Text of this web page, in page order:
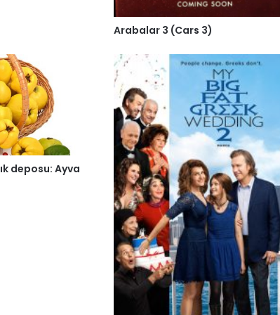
Arabalar 3 (Cars 3)
deposu: Ayva